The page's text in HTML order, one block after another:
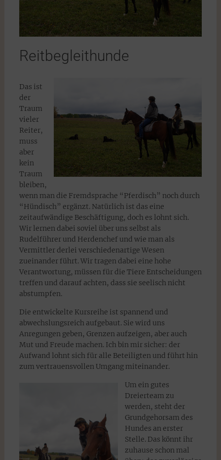
Reitbegleithunde
Das ist
der
Traum
vieler
Reiter,
muss
aber
kein
Traum
bleiben,
wenn man die Fremdsprache “Pferdisch” noch durch
“Hündisch” ergänzt. Natürlich ist das eine
zeitaufwändige Beschäftigung, doch es lohnt sich.
Wir lernen dabei soviel über uns selbst als
Rudelführer und Herdenchef und wie man als
Vermittler derlei verschiedenartige Wesen
zueinander führt. Wir tragen dabei eine hohe
Verantwortung, müssen für die Tiere Entscheidungen
treffen und darauf achten, dass sie seelisch nicht
abstumpfen.
Die entwickelte Kursreihe ist spannend und
abwechslungsreich aufgebaut. Sie wird uns
Anregungen geben, Grenzen aufzeigen, aber auch
Mut und Freude machen. Ich bin mir sicher: der
Aufwand lohnt sich für alle Beteiligten und führt hin
zum vertrauensvollen Umgang miteinander.
Um ein gutes
Dreierteam zu
werden, steht der
Grundgehorsam des
Hundes an erster
Stelle. Das könnt ihr
zuhause schon mal